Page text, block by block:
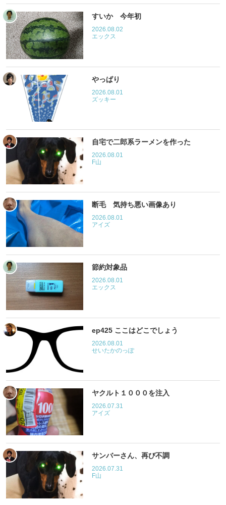
すいか 今年初
2026.08.02
エックス
やっぱり
2026.08.01
ズッキー
自宅で二郎系ラーメンを作った
2026.08.01
F山
断毛 気持ち悪い画像あり
2026.08.01
アイズ
節約対象品
2026.08.01
エックス
ep425 ここはどこでしょう
2026.08.01
せいたかのっぽ
ヤクルト１０００を注入
2026.07.31
アイズ
サンバーさん、再び不調
2026.07.31
F山